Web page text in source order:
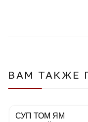
ВАМ ТАКЖЕ
СУП ТОМ ЯМ